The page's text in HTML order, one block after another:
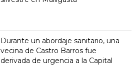
Durante un abordaje sanitario, una
vecina de Castro Barros fue
derivada de urgencia a la Capital